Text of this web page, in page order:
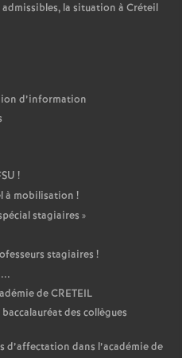
la situation à Créteil
d’information
!
à mobilisation !
stagiaires »
stagiaires !
deCRETEIL
des collègues
dans l’académie de